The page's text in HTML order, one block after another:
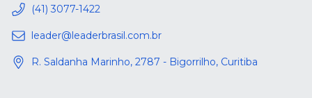
(41) 3077-1422
leader@leaderbrasil.com.br
R. Saldanha Marinho, 2787 - Bigorrilho, Curitiba